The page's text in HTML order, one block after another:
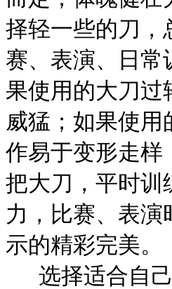
择轻一些的刀，
赛、表演、日常
果使用的大刀过
威猛；如果使
作易于变形走样
把大刀，平时训
力，比赛、表
示的精彩完美。
选择适合自